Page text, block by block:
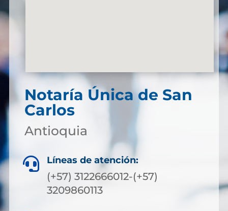
Notaría Única de San
Carlos
Antioquia
 Líneas de atención:
(+57) 3122666012-(+57)
3209860113